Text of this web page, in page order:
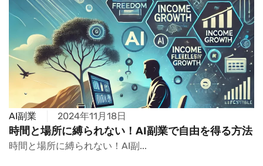
AI副業 2024年11月18日
時間と場所に縛られない！AI副業で自由を得る方法
時間と場所に縛られない！AI副...